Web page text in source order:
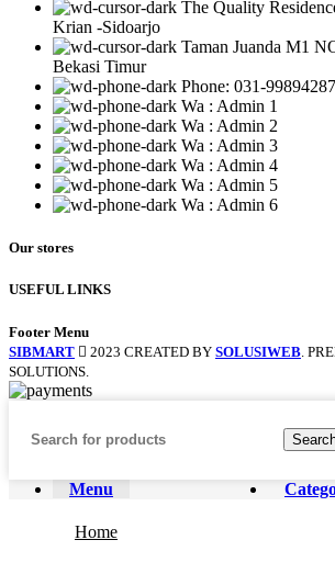
The Quality
Krian -Sidoarjo
Taman Juanda M1
Bekasi Timur
Phone: 031-99894287
Wa : Admin 1
Wa : Admin 2
Wa : Admin 3
Wa : Admin 4
Wa : Admin 5
Wa : Admin 6
Our stores
USEFUL LINKS
Footer Menu
SIBMART
2023 CREATED BY SOLUSIWEB .
SOLUTIONS.
Menu
Home